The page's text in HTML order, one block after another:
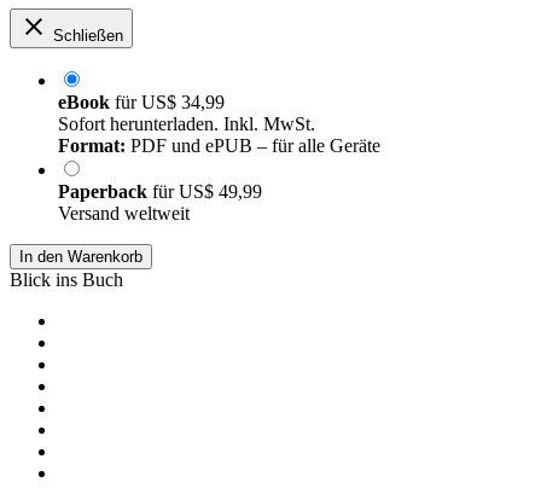
Schließen
eBook fürUS$ 34,99
Sofort herunterladen. Inkl. MwSt.
Format: PDF und ePUB – für alle Geräte
Paperback fürUS$ 49,99
Versand weltweit
In den Warenkorb
Blick ins Buch